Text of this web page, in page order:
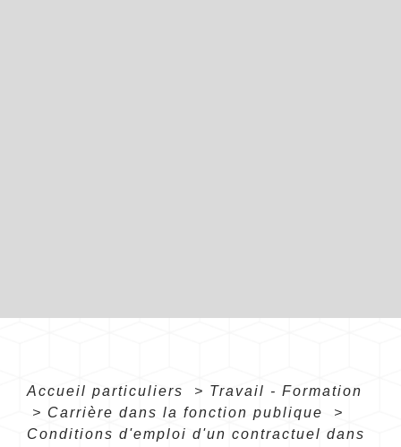
Accueil particuliers > Travail - Formation
> Carrière dans la fonction publique
>
Conditions d'emploi d'un contractuel dans